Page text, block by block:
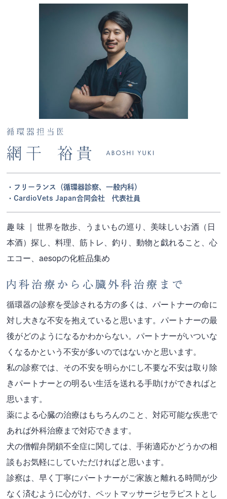
フリーランス（循環器診察、一般内科）
CardioVets Japan合同会社 代表社員
趣 味 ｜ 世界を散歩、うまいもの巡り、美味しいお酒（日
本酒）探し、料理、筋トレ、釣り、動物と戯れること、心
エコー、aesopの化粧品集め
循環器の診察を受診される方の多くは、パートナーの命に
対し大きな不安を抱えていると思います。パートナーの最
後がどのようになるかわからない。パートナーがいついな
くなるかという不安が多いのではないかと思います。
私の診察では、その不安を明らかにし不要な不安は取り除
きパートナーとの明るい生活を送れる手助けができればと
思います。
薬による心臓の治療はもちろんのこと、対応可能な疾患で
あれば外科治療まで対応できます。
犬の僧帽弁閉鎖不全症に関しては、手術適応かどうかの相
談もお気軽にしていただければと思います。
診察は、早く丁寧にパートナーがご家族と離れる時間が少
なく済むように心がけ、ペットマッサージセラピストとし